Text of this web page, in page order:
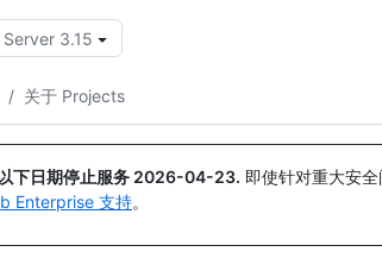
3.15
/ 关于 Projects
下日期停止服务 2026-04-23. 即使针对重大安
Enterprise 支持。